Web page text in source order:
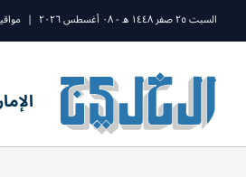
السبت ٢٥ صفر ١٤٤٨ ه - ٠٨ أغسطس ٢٠٢٦ |